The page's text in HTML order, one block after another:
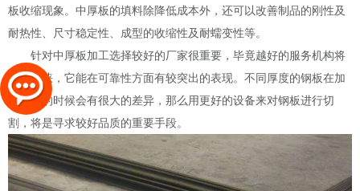
板收缩现象。中厚板的填料除降低成本外，还可以改善制品的刚性及
耐热性、尺寸稳定性、成型的收缩性及耐蠕变性等。
针对中厚板加工选择较好的厂家很重要，毕竟越好的服务机构将
更受青睐，它能在可靠性方面有较突出的表现。不同厚度的钢板在加
工制造的时候会有很大的差异，那么用更好的设备来对钢板进行切
割，将是寻求较好品质的重要手段。